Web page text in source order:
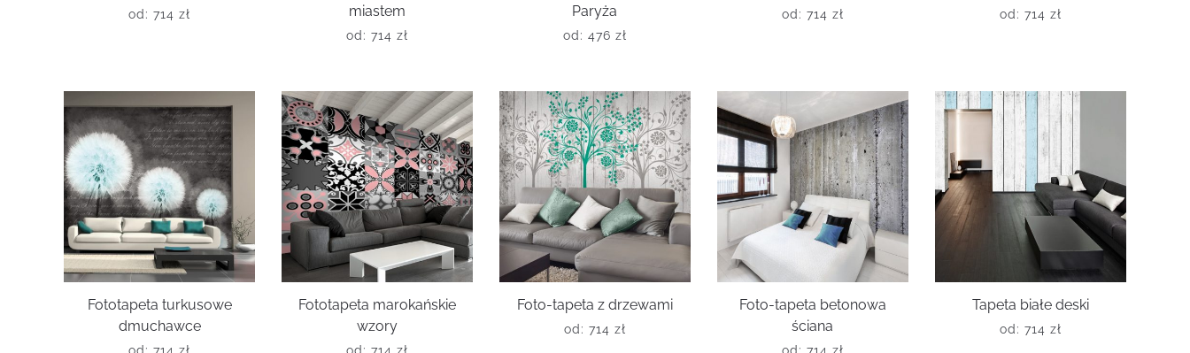
od: 714 zł
miastem
od: 714 zł
Paryża
od: 476 zł
od: 714 zł od: 714 zł
Fototapeta turkusowe
dmuchawce
Fototapeta marokańskie
wzory
Foto-tapeta z drzewami
od: 714 zł
Foto-tapeta betonowa
ściana
Tapeta białe deski
od: 714 zł